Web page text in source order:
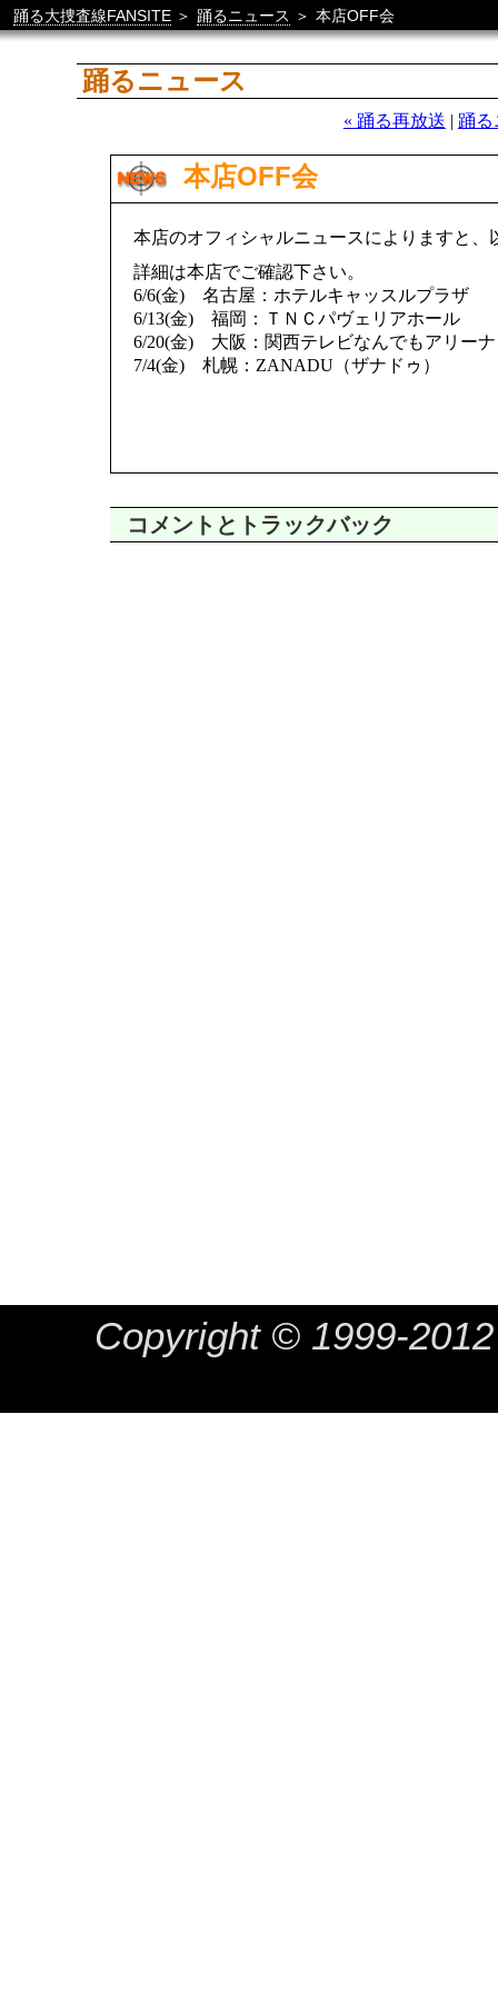
踊る大捜査線FANSITE ＞ 踊るニュース ＞ 本店OFF会
踊るニュース
« 踊る再放送 | 踊る
本店OFF会
本店のオフィシャルニュースによりますと
詳細は本店でご確認下さい。
6/6(金) 名古屋：ホテルキャッスルプラザ
6/13(金) 福岡：ＴＮＣパヴェリアホール
6/20(金) 大阪：関西テレビなんでもアリーナ
7/4(金) 札幌：ZANADU（ザナドゥ）
コメントとトラックバック
Copyright © 1999-